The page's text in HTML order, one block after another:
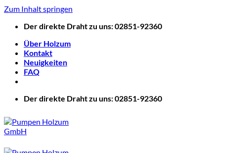
Zum Inhalt springen
Der direkte Draht zu uns: 02851-92360
Über Holzum
Kontakt
Neuigkeiten
FAQ
Der direkte Draht zu uns: 02851-92360